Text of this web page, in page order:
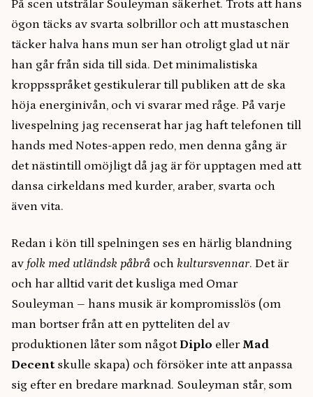
På scen utstrålar Souleyman säkerhet. Trots att hans
ögon täcks av svarta solbrillor och att mustaschen
täcker halva hans mun ser han otroligt glad ut när
han går från sida till sida. Det minimalistiska
kroppsspråket gestikulerar till publiken att de ska
höja energinivån, och vi svarar med råge. På varje
livespelning jag recenserat har jag haft telefonen till
hands med Notes-appen redo, men denna gång är
det nästintill omöjligt då jag är för upptagen med att
dansa cirkeldans med kurder, araber, svarta och
även vita.
Redan i kön till spelningen ses en härlig blandning
av folk med utländsk påbrå och kultursvennar. Det är
och har alltid varit det kusliga med Omar
Souleyman – hans musik är kompromisslös (om
man bortser från att en pytteliten del av
produktionen låter som någotDiplo ellerMad
Decent skulle skapa) och försöker inte att anpassa
sig efter en bredare marknad. Souleyman står, som